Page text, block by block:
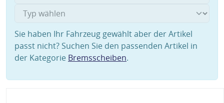
Sie haben Ihr Fahrzeug gewählt aber der Artikel
passt nicht? Suchen Sie den passenden Artikel in
der Kategorie Bremsscheiben.